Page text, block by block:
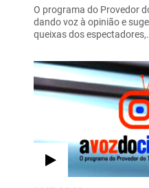
O programa do Provedor
dando voz à opinião e
queixas dos